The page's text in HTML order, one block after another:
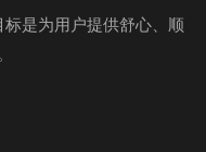
是为用户提供舒心、顺